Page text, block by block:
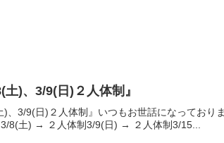
土)、3/9(日)２人体制』
)、3/9(日)２人体制』いつもお世話になってお
8(土) → ２人体制3/9(日) → ２人体制3/15...